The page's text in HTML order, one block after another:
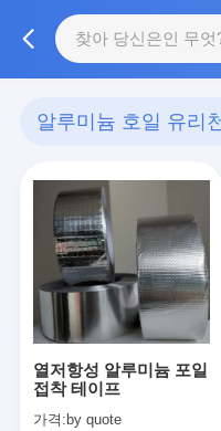
알루미늄 호일 유리
열저항성 알루미늄 포일
접착 테이프
가격: by quote